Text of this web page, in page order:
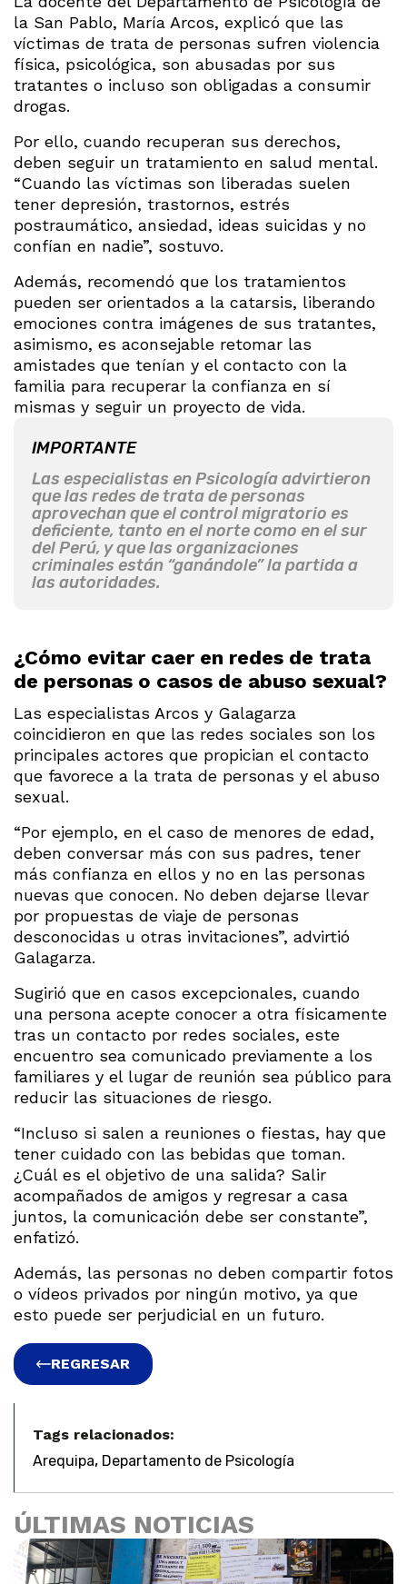
la San Pablo, María Arcos, explicó que las
víctimas de trata de personas sufren violencia
física, psicológica, son abusadas por sus
tratantes o incluso son obligadas a consumir
drogas.
Por ello, cuando recuperan sus derechos,
deben seguir un tratamiento en salud mental.
“Cuando las víctimas son liberadas suelen
tener depresión, trastornos, estrés
postraumático, ansiedad, ideas suicidas y no
confían en nadie”, sostuvo.
Además, recomendó que los tratamientos
pueden ser orientados a la catarsis, liberando
emociones contra imágenes de sus tratantes,
asimismo, es aconsejable retomar las
amistades que tenían y el contacto con la
familia para recuperar la confianza en sí
mismas y seguir un proyecto de vida.
IMPORTANTE
Las especialistas en Psicología advirtieron
que las redes de trata de personas
aprovechan que el control migratorio es
deficiente, tanto en el norte como en el sur
del Perú, y que las organizaciones
criminales están “ganándole” la partida a
las autoridades.
¿Cómo evitar caer en redes de trata
de personas o casos de abuso sexual?
Las especialistas Arcos y Galagarza
coincidieron en que las redes sociales son los
principales actores que propician el contacto
que favorece a la trata de personas y el abuso
sexual.
“Por ejemplo, en el caso de menores de edad,
deben conversar más con sus padres, tener
más confianza en ellos y no en las personas
nuevas que conocen. No deben dejarse llevar
por propuestas de viaje de personas
desconocidas u otras invitaciones”, advirtió
Galagarza.
Sugirió que en casos excepcionales, cuando
una persona acepte conocer a otra físicamente
tras un contacto por redes sociales, este
encuentro sea comunicado previamente a los
familiares y el lugar de reunión sea público para
reducir las situaciones de riesgo.
“Incluso si salen a reuniones o fiestas, hay que
tener cuidado con las bebidas que toman.
¿Cuál es el objetivo de una salida? Salir
acompañados de amigos y regresar a casa
juntos, la comunicación debe ser constante”,
enfatizó.
Además, las personas no deben compartir fotos
o vídeos privados por ningún motivo, ya que
esto puede ser perjudicial en un futuro.
REGRESAR
Tags relacionados:
Arequipa, Departamento de Psicología
ÚLTIMAS NOTICIAS